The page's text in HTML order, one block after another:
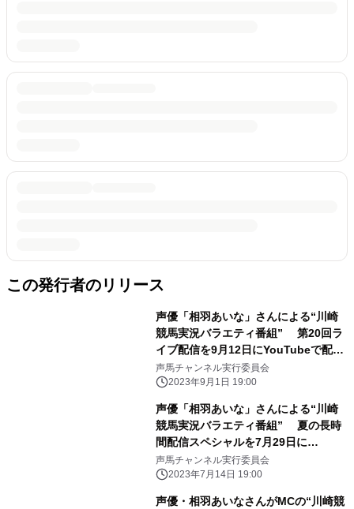
この発行者のリリース
声優「相羽あいな」さんによる“川崎
競馬実況バラエティ番組” 第20回ラ
イブ配信を9月12日にYouTubeで配
信！ 『声馬チャンネル(セイバーチャ
ンネル)＠川崎競馬場』
声馬チャンネル実行委員会
2023年9月1日 19:00
声優「相羽あいな」さんによる“川崎
競馬実況バラエティ番組” 夏の長時
間配信スペシャルを7月29日に
YouTubeで配信！ 『声馬チャンネル
(セイバーチャンネル)＠川崎競馬場』
声馬チャンネル実行委員会
2023年7月14日 19:00
声優・相羽あいなさんがMCの“川崎競